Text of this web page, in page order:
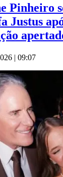
Pinheiro
Justus
| 09:07